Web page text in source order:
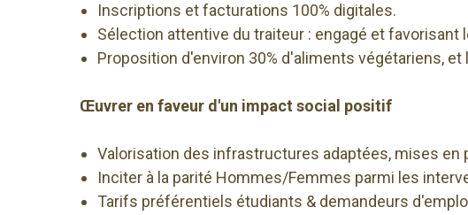
Inscriptions et facturations 100% digitales.
Sélection attentive du traiteur : engagé et favorisant
Proposition d'environ 30% d'aliments végétariens, et
Œuvrer en faveur d'un impact social positif
Valorisation des infrastructures adaptées, mises en
Inciter à la parité Hommes/Femmes parmi les
Tarifs préférentiels étudiants & demandeurs